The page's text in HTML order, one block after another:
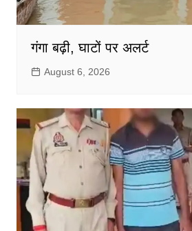
गंगा बढ़ी, घाटों पर अलर्ट
August 6, 2026